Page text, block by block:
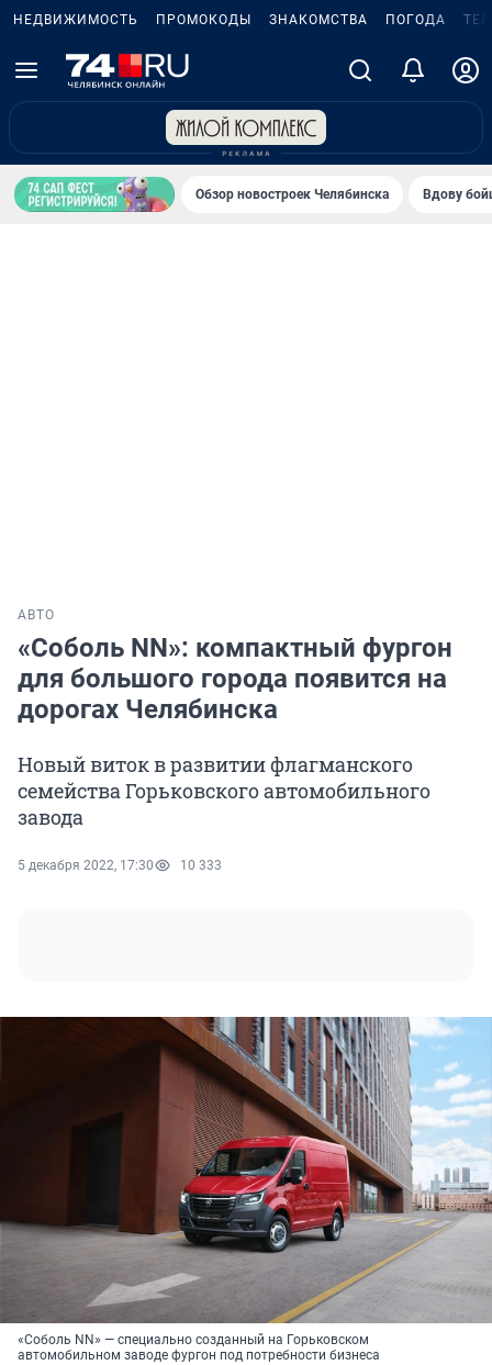
НЕДВИЖИМОСТЬ ПРОМОКОДЫ ЗНАКОМСТВА ПОГОДА
Обзор новостроек Челябинска Вдову
АВТО
«Соболь NN»: компактный фургон
для большого города появится на
дорогах Челябинска
Новый виток в развитии флагманского
семейства Горьковского автомобильного
завода
5 декабря 2022, 17:30 10 333
«Соболь NN» — специально созданный на Горьковском
автомобильном заводе фургон под потребности бизнеса